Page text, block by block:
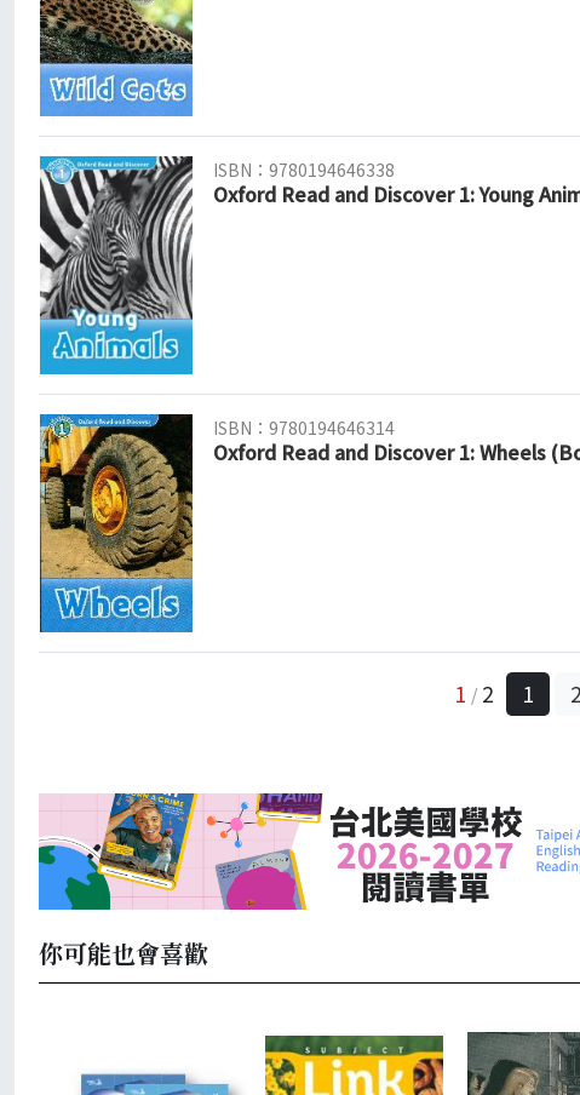
ISBN：9780194646338
Oxford Read and Discover 1: Young
ISBN：9780194646314
Oxford Read and Discover 1: Wheels
1 / 2 1 2
你可能也會喜歡